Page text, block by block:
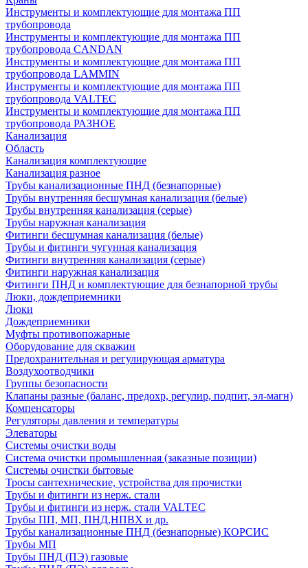
Инструменты и комплектующие для монтажа ПП
трубопровода
Инструменты и комплектующие для монтажа ПП
трубопровода CANDAN
Инструменты и комплектующие для монтажа ПП
трубопровода LAMMIN
Инструменты и комплектующие для монтажа ПП
трубопровода VALTEC
Инструменты и комплектующие для монтажа ПП
трубопровода РАЗНОЕ
Канализация
Область
Канализация комплектующие
Канализация разное
Трубы канализационные ПНД (безнапорные)
Трубы внутренняя бесшумная канализация (белые)
Трубы внутренняя канализация (серые)
Трубы наружная канализация
Фитинги бесшумная канализация (белые)
Трубы и фитинги чугунная канализация
Фитинги внутренняя канализация (серые)
Фитинги наружная канализация
Фитинги ПНД и комплектующие для безнапорной трубы
Люки, дождеприемники
Люки
Дождеприемники
Муфты противопожарные
Оборудование для скважин
Предохранительная и регулирующая арматура
Воздухоотводчики
Группы безопасности
Клапаны разные (баланс, предохр, регулир, подпит, эл-магн)
Компенсаторы
Регуляторы давления и температуры
Элеваторы
Системы очистки воды
Система очистки промышленная (заказные позиции)
Системы очистки бытовые
Тросы сантехнические, устройства для прочистки
Трубы и фитинги из нерж. стали
Трубы и фитинги из нерж. стали VALTEC
Трубы ПП, МП, ПНД,НПВХ и др.
Трубы канализационные ПНД (безнапорные) КОРСИС
Трубы МП
Трубы ПНД (ПЭ) газовые